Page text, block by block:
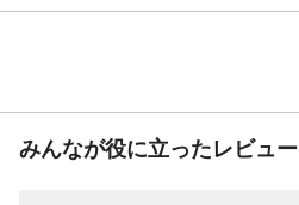
みんなが役に立ったレビュー